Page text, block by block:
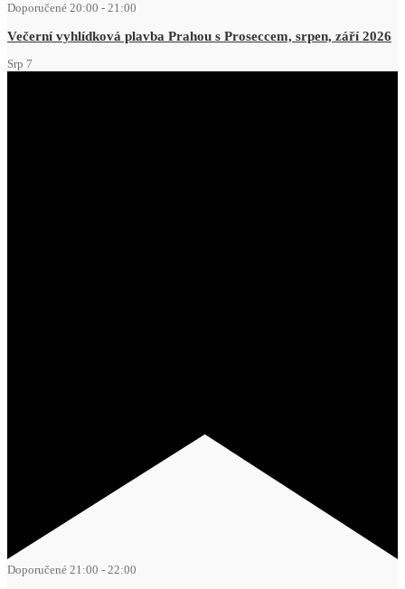
Doporučené 20:00 - 21:00
Večerní vyhlídková plavba Prahou s Proseccem, srpen, září 2026
Srp 7
Doporučené 21:00 - 22:00